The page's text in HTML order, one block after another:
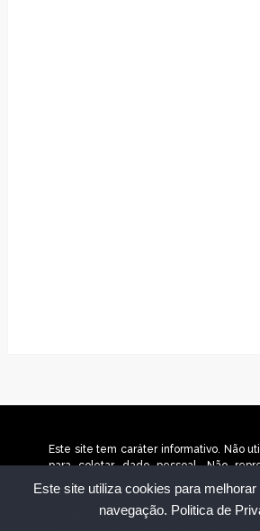
Este site utiliza cookies para
navegação. Politica de
Este site tem caráter informativo. Não
para coletar dado pessoal. Não
temos relação com nenhuma empresa
no conteúdo deste site. © 2025
Todos os direitos